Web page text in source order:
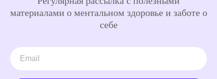
материалами о ментальном здоровье и заботе о
себе